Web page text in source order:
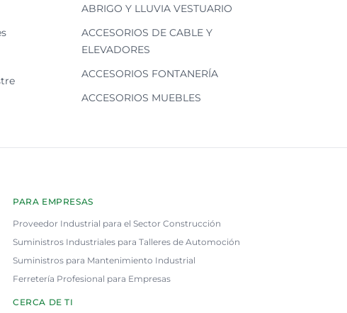
ABRIGO Y LLUVIA VESTUARIO
ACCESORIOS DE CABLE Y
ELEVADORES
ACCESORIOS FONTANERÍA
ACCESORIOS MUEBLES
PARA EMPRESAS
Proveedor Industrial para el Sector Construcción
Suministros Industriales para Talleres de Automoción
Suministros para Mantenimiento Industrial
Ferretería Profesional para Empresas
CERCA DE TI